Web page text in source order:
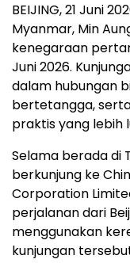
BEIJING, 21 Juni
Myanmar, Min
kenegaraan
Juni 2026.
dalam hubungan
bertetangga,
praktis yang lebih
Selama berada di
berkunjung ke
Corporation
perjalanan dari
menggunakan
kunjungan